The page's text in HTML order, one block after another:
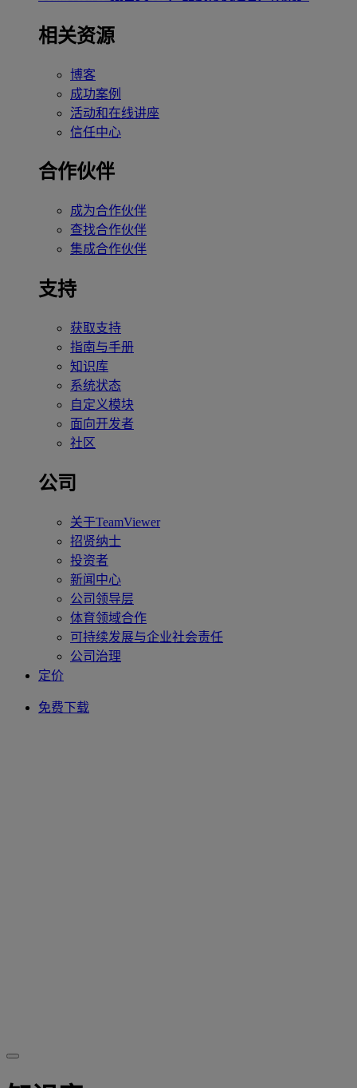
相关资源
博客
成功案例
活动和在线讲座
信任中心
合作伙伴
成为合作伙伴
查找合作伙伴
集成合作伙伴
支持
获取支持
指南与手册
知识库
系统状态
自定义模块
面向开发者
社区
公司
关于TeamViewer
招贤纳士
投资者
新闻中心
公司领导层
体育领域合作
可持续发展与企业社会责任
公司治理
定价
免费下载